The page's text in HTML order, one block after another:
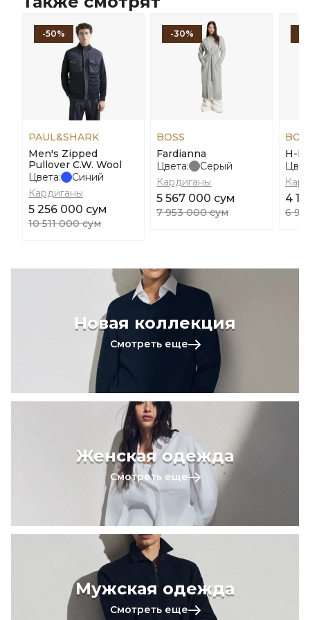
-50%
PAUL&SHARK
Men's Zipped
Pullover C.W. Wool
Цвета:
Синий
Кардиганы
5 256 000 сум
10 511 000 сум
-30%
BOSS
Fardianna
Цвета:
Серый
Кардиганы
5 567 000 сум
7 953 000 сум
H-
4
6
Новая коллекция
Смотреть еще
Женская одежда
Смотреть еще
Мужская одежда
Смотреть еще